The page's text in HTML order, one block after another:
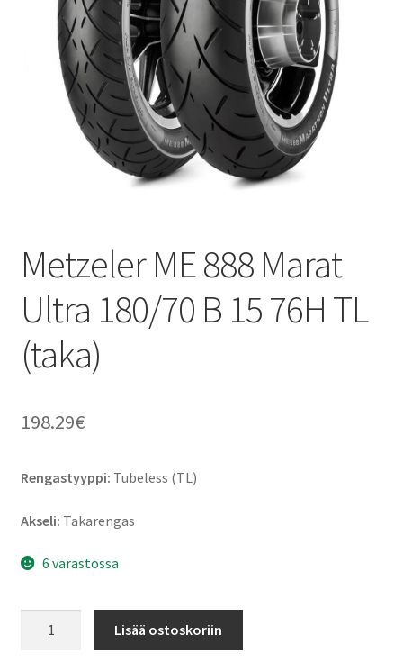
Metzeler ME 888 Marat
Ultra 180/70 B 15 76H TL
(taka)
198.29€
Rengastyyppi: Tubeless (TL)
Akseli: Takarengas
6 varastossa
Lisää ostoskoriin